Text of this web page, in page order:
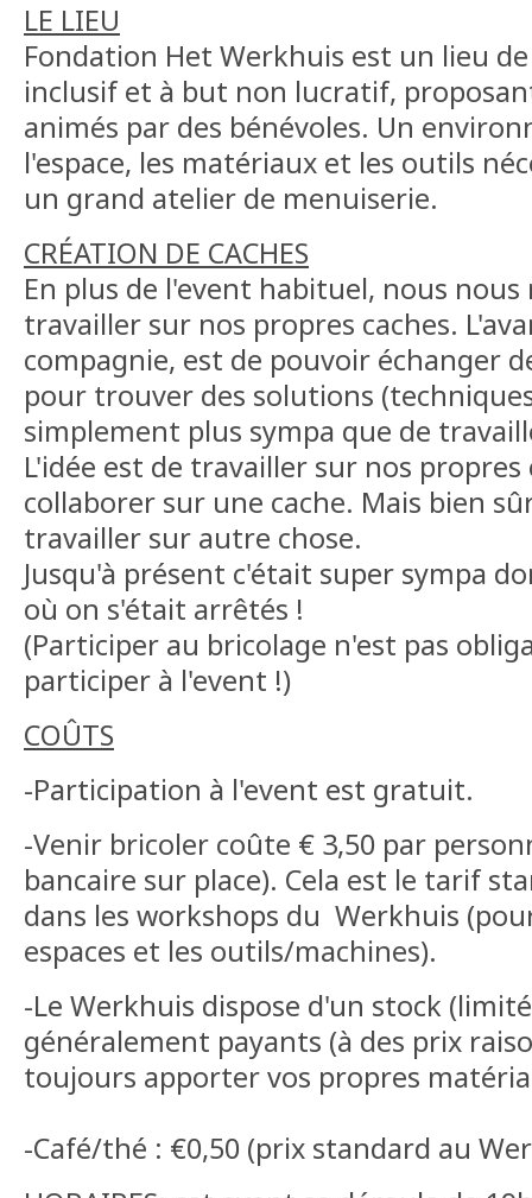
LE LIEU
Fondation Het Werkhuis est un lieu
inclusif et à but non lucratif,
animés par des bénévoles. Un
l'espace, les matériaux et les outils
un grand atelier de menuiserie.
CRÉATION DE CACHES
En plus de l'event habituel, nous
travailler sur nos propres caches.
compagnie, est de pouvoir échanger
pour trouver des solutions
simplement plus sympa que de
L'idée est de travailler sur nos propres
collaborer sur une cache. Mais bien
travailler sur autre chose.
Jusqu'à présent c'était super sympa
où on s'était arrêtés !
(Participer au bricolage n'est pas
participer à l'event !)
COÛTS
-Participation à l'event est gratuit.
-Venir bricoler coûte € 3,50 par
bancaire sur place). Cela est le tarif
dans les workshops du Werkhuis
espaces et les outils/machines).
-Le Werkhuis dispose d'un stock
généralement payants (à des prix
toujours apporter vos propres
-Café/thé : €0,50 (prix standard au